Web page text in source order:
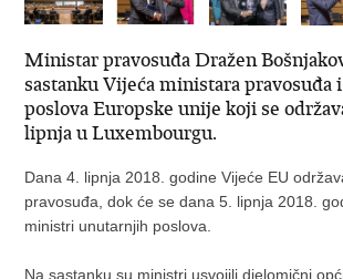
Ministar pravosuđa Dražen
sastanku Vijeća ministara
poslova Europske unije koji se
lipnja u Luxembourgu.
Dana 4. lipnja 2018. godine Vijeće EU
pravosuđa, dok će se dana 5. lipnja 2018.
ministri unutarnjih poslova.
Na sastanku su ministri usvojili djelomični